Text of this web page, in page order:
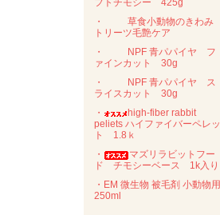
フトチモシー 425g
・
草食小動物のきわみ
トリーツ毛艶ケア
・
NPF 青パパイヤ フ
ァインカット 30g
・
NPF 青パパイヤ ス
ライスカット 30g
・
high-fiber rabbit
peliets ハイファイバーペレッ
ト 1.8ｋ
・
マズリラビットフー
ド チモシーベース 1k入り
・EM 微生物 被毛剤 小動物用
250ml